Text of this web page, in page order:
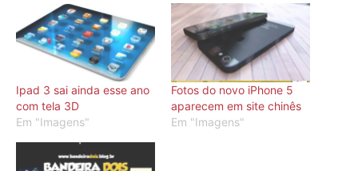
Ipad 3 sai ainda esse ano
com tela 3D
Em "Imagens"
Fotos do novo iPhone 5
aparecem em site chinês
Em "Imagens"